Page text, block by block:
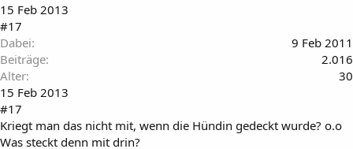
15 Feb 2013
#17
Dabei
9 Feb 2011
Beiträge
2.016
Alter
30
15 Feb 2013
#17
Kriegt man das nicht mit, wenn die Hündin gedeckt wurde? o.o
Was steckt denn mit drin?